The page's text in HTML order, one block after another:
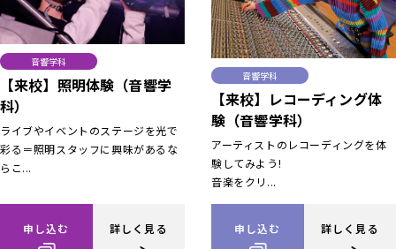
音響学科
【来校】照明体験（音響学
科）
ライブやイベントのステージを光で
彩る＝照明スタッフに興味があるな
らこ...
申し込む 詳しく見る
音響学科
【来校】レコーディング体
験（音響学科）
アーティストのレコーディングを体
験してみよう!
音楽をクリ...
申し込む 詳しく見る